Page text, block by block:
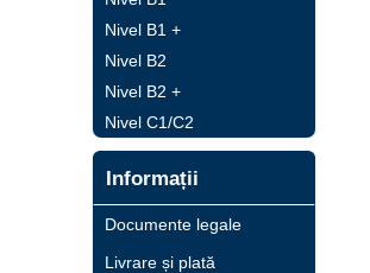
Nivel B1 +
Nivel B2
Nivel B2 +
Nivel C1/C2
Informații
Documente legale
Livrare și plată